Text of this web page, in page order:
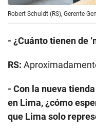
Robert Schuldt (RS), Gerente
- ¿Cuánto tienen de
RS:
- Con la nueva tienda
en Lima, ¿cómo
que Lima solo